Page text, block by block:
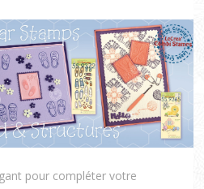
pour compléter votre